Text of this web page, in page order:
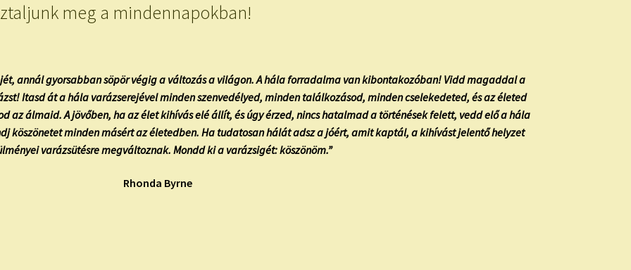
meg a mindennapokban!
annál gyorsabban söpör végig a változás a világon. A hála forradalma van kibontakozóban! Vidd magaddal a
Itasd át a hála varázserejével minden szenvedélyed, minden találkozásod, minden cselekedeted, és az életed
az álmaid. A jövőben, ha az élet kihívás elé állít, és úgy érzed, nincs hatalmad a történések felett, vedd elő a hála
köszönetet minden másért az életedben. Ha tudatosan hálát adsz a jóért, amit kaptál, a kihívást jelentő helyzet
varázsütésre megváltoznak. Mondd ki a varázsigét: köszönöm.”
Rhonda Byrne